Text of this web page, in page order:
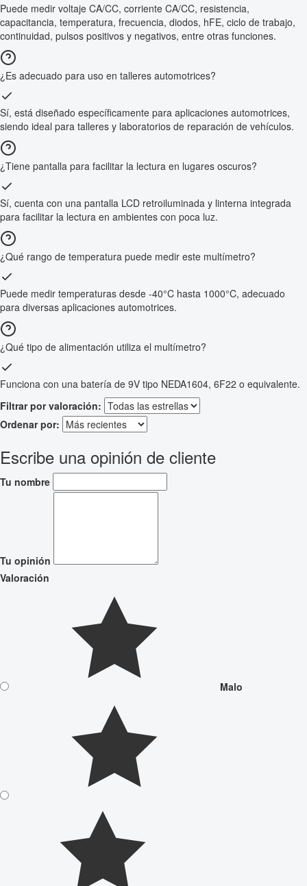
Puede medir voltaje CA/CC, corriente CA/CC, resistencia,
capacitancia, temperatura, frecuencia, diodos, hFE, ciclo de trabajo,
continuidad, pulsos positivos y negativos, entre otras funciones.
¿Es adecuado para uso en talleres automotrices?
Sí, está diseñado específicamente para aplicaciones automotrices,
siendo ideal para talleres y laboratorios de reparación de vehículos.
¿Tiene pantalla para facilitar la lectura en lugares oscuros?
Sí, cuenta con una pantalla LCD retroiluminada y linterna integrada
para facilitar la lectura en ambientes con poca luz.
¿Qué rango de temperatura puede medir este multímetro?
Puede medir temperaturas desde -40°C hasta 1000°C, adecuado
para diversas aplicaciones automotrices.
¿Qué tipo de alimentación utiliza el multímetro?
Funciona con una batería de 9V tipo NEDA1604, 6F22 o equivalente.
Filtrar por valoración:
Ordenar por:
Escribe una opinión de cliente
Tu nombre
Tu opinión
Valoración
Malo